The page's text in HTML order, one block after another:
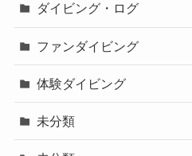
ダイビング・ログ
ファンダイビング
体験ダイビング
未分類